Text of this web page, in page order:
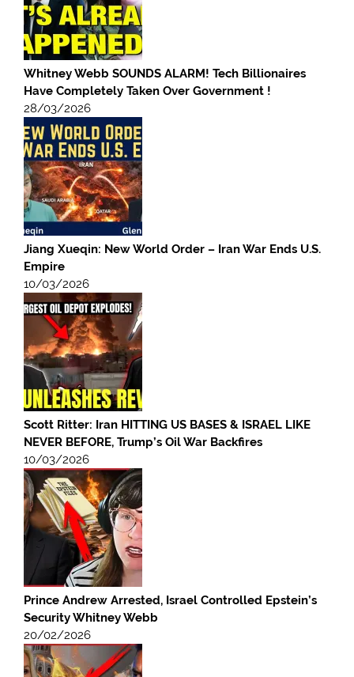
Whitney Webb SOUNDS ALARM! Tech Billionaires
Have Completely Taken Over Government !
28/03/2026
Jiang Xueqin: New World Order – Iran War Ends U.S.
Empire
10/03/2026
Scott Ritter: Iran HITTING US BASES & ISRAEL LIKE
NEVER BEFORE, Trump’s Oil War Backfires
10/03/2026
Prince Andrew Arrested, Israel Controlled Epstein’s
Security Whitney Webb
20/02/2026